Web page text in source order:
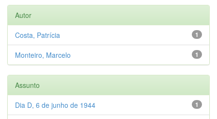
Autor
1
Costa, Patrícia
1
Monteiro, Marcelo
Assunto
1
Dia D, 6 de junho de 1944